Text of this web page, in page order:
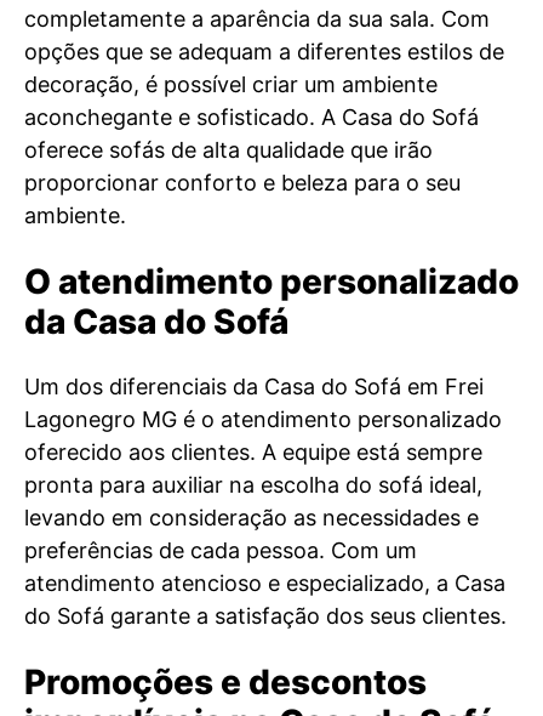
completamente a aparência da sua sala. Com
opções que se adequam a diferentes estilos de
decoração, é possível criar um ambiente
aconchegante e sofisticado. A Casa do Sofá
oferece sofás de alta qualidade que irão
proporcionar conforto e beleza para o seu
ambiente.
O atendimento personalizado
da Casa do Sofá
Um dos diferenciais da Casa do Sofá em Frei
Lagonegro MG é o atendimento personalizado
oferecido aos clientes. A equipe está sempre
pronta para auxiliar na escolha do sofá ideal,
levando em consideração as necessidades e
preferências de cada pessoa. Com um
atendimento atencioso e especializado, a Casa
do Sofá garante a satisfação dos seus clientes.
Promoções e descontos